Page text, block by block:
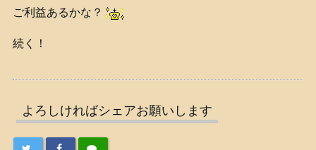
ご利益あるかな？
続く！
よろしければシェアお願いします